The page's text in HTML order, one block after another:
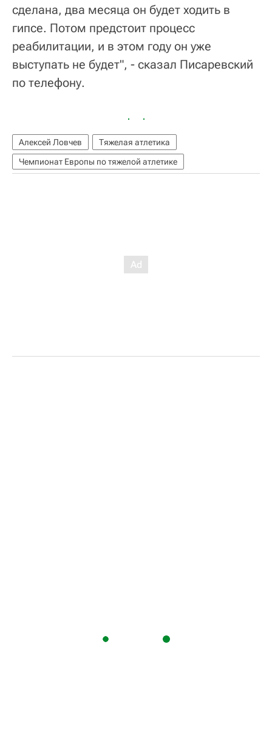
сделана, два месяца он будет ходить в
гипсе. Потом предстоит процесс
реабилитации, и в этом году он уже
выступать не будет", - сказал Писаревский
по телефону.
Алексей Ловчев
Тяжелая атлетика
Чемпионат Европы по тяжелой атлетике